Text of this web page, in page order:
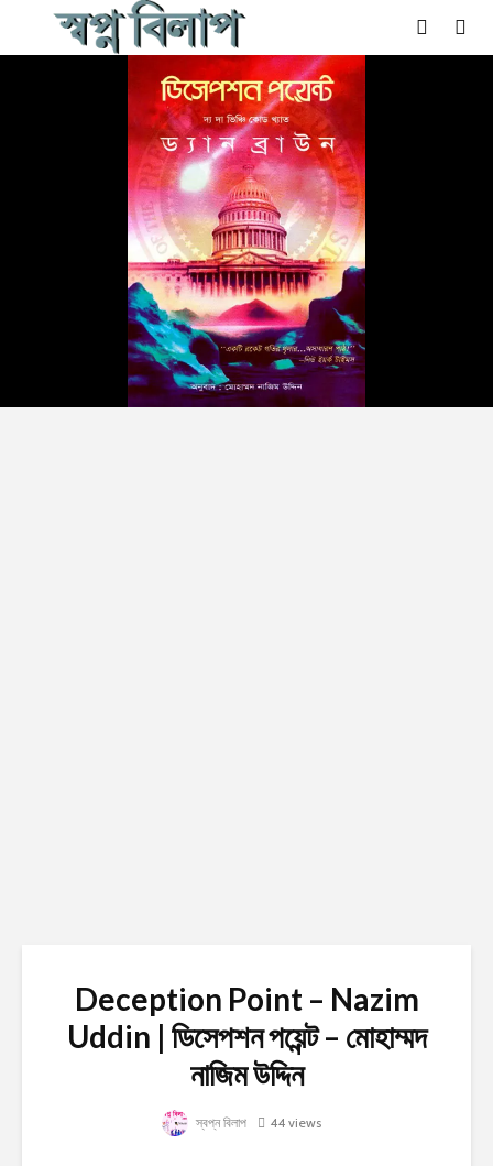
Deception Point – Nazim
Uddin | ডিসেপশন পয়েন্ট – মোহাম্মদ
নাজিম উদ্দিন
স্বপ্ন বিলাপ 44 views